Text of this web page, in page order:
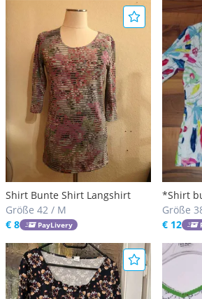
Shirt Bunte Shirt Langshirt
Größe 42 / M
€ 8
PayLivery
*Shirt
Größe
€ 12